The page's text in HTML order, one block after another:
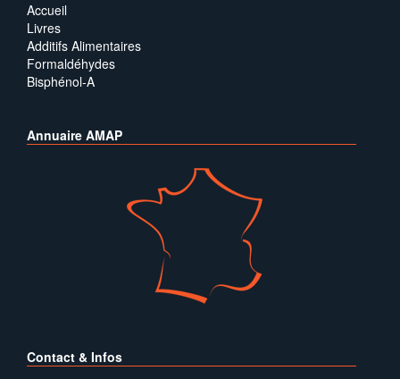
Accueil
Livres
Additifs Alimentaires
Formaldéhydes
Bisphénol-A
Annuaire AMAP
Contact & Infos